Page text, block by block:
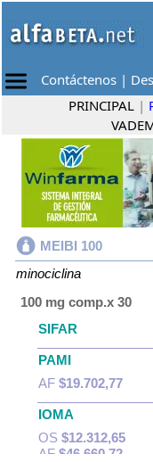
Contáctenos |
PRINCIPAL |
MEIBI 100
minociclina
100 mg comp.x 30
SIFAR
PAMI
AF $19.702,77
IOMA
OS $12.312,65
AF $46.660,72